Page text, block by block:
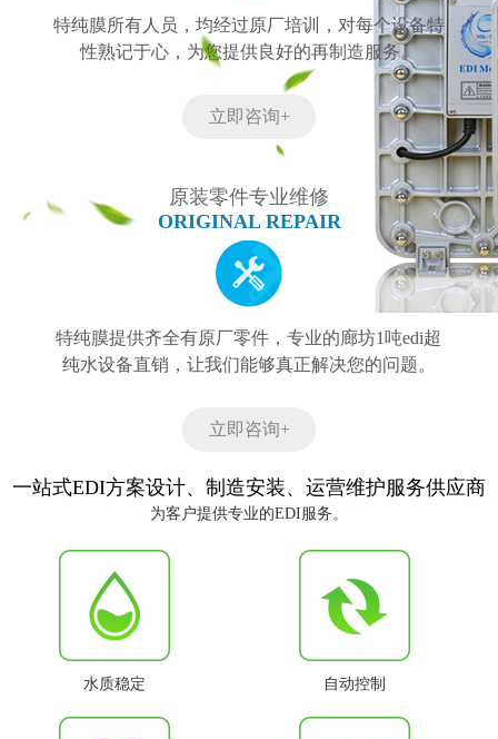
特纯膜所有人员，均经过原厂培训，对每个设备特
性熟记于心，为您提供良好的再制造服务。
立即咨询+
原装零件专业维修
ORIGINAL REPAIR
特纯膜提供齐全有原厂零件，专业的廊坊1吨edi超
纯水设备直销，让我们能够真正解决您的问题。
立即咨询+
一站式EDI方案设计、制造安装、运营维护服务供应商
为客户提供专业的EDI服务。
水质稳定 自动控制